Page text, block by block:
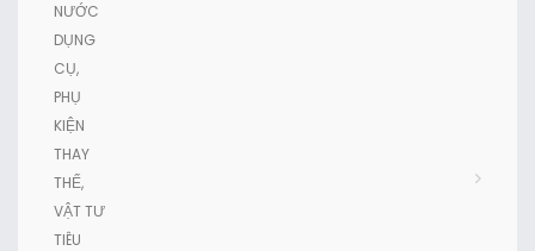
NƯỚC
DỤNG
CỤ,
PHỤ
KIỆN
THAY
THẾ,
VẬT TƯ
TIÊU